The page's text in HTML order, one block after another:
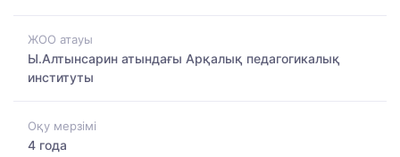
ЖОО атауы
Ы.Алтынсарин атындағы Арқалық педагогикалық
институты
Оқу мерзімі
4 года